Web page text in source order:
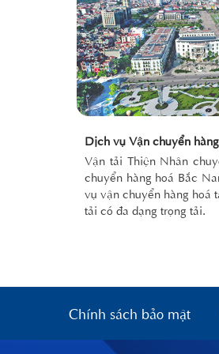
Dịch vụ Vận chuyển
Vận tải Thiện Nhân
chuyển hàng hoá Bắc
vụ vận chuyển hàng hoá
tải có đa dạng trọng tải.
Chính sách bảo mật